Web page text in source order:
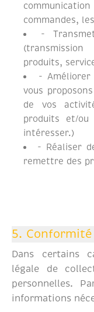
commandes,
-
produits,
-
vous
de vos
produits et/ou
intéresser.)
- Réaliser
remettre des
5.
Dans certains
légale de
personnelles.
informations